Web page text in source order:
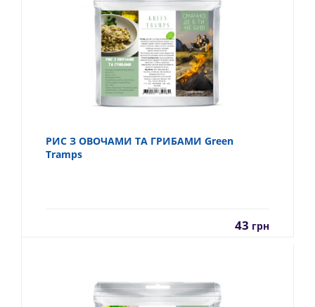
РИС З ОВОЧАМИ ТА ГРИБАМИ Green
Tramps
43 грн